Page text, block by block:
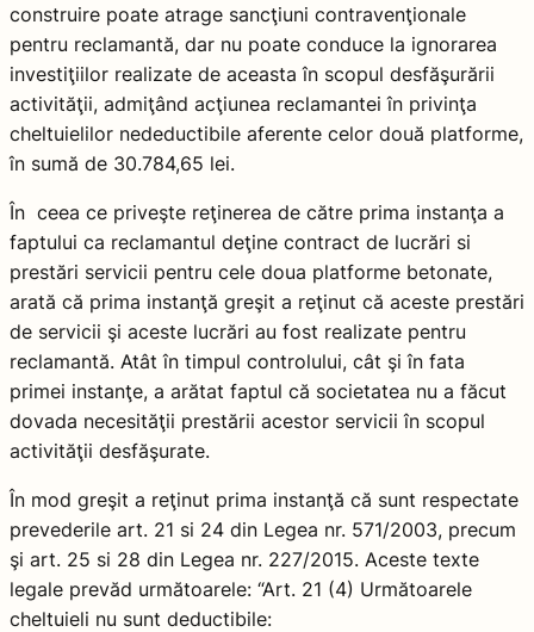
construire poate atrage sancţiuni contravenţionale
pentru reclamantă, dar nu poate conduce la ignorarea
investiţiilor realizate de aceasta în scopul desfăşurării
activităţii, admiţând acţiunea reclamantei în privinţa
cheltuielilor nedeductibile aferente celor două platforme,
în sumă de 30.784,65 lei.
În ceea ce priveşte reţinerea de către prima instanţa a
faptului ca reclamantul deţine contract de lucrări si
prestări servicii pentru cele doua platforme betonate,
arată că prima instanţă greşit a reţinut că aceste prestări
de servicii şi aceste lucrări au fost realizate pentru
reclamantă. Atât în timpul controlului, cât şi în fata
primei instanţe, a arătat faptul că societatea nu a făcut
dovada necesităţii prestării acestor servicii în scopul
activităţii desfăşurate.
În mod greşit a reţinut prima instanţă că sunt respectate
prevederile art. 21 si 24 din Legea nr. 571/2003, precum
şi art. 25 si 28 din Legea nr. 227/2015. Aceste texte
legale prevăd următoarele: “Art. 21 (4) Următoarele
cheltuieli nu sunt deductibile: